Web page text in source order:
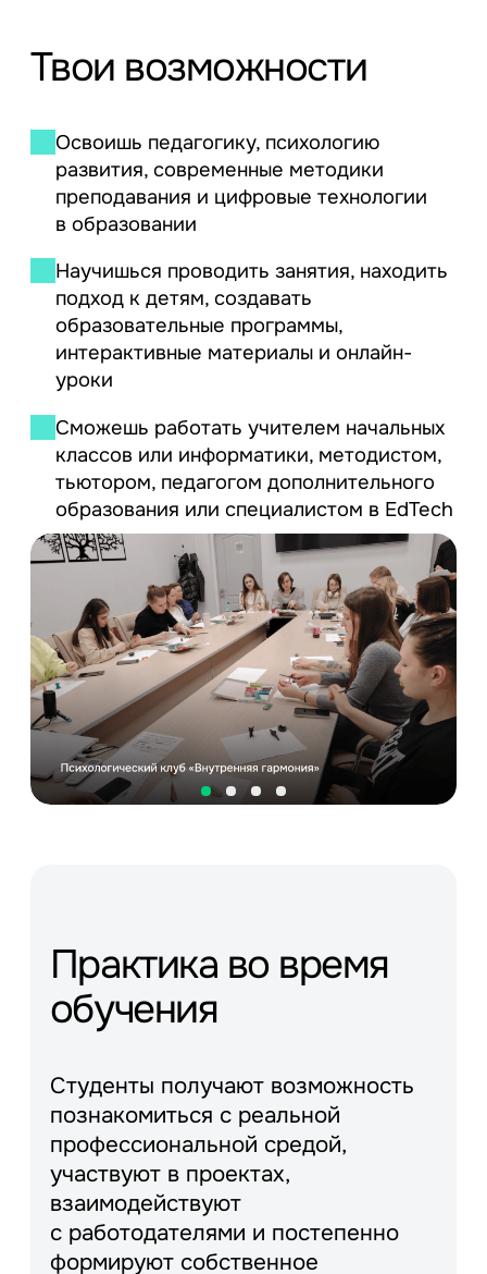
Твои возможности
Освоишь педагогику, психологию
развития, современные методики
преподавания и цифровые технологии
в образовании
Научишься проводить занятия, находить
подход к детям, создавать
образовательные программы,
интерактивные материалы и онлайн-
уроки
Сможешь работать учителем начальных
классов или информатики, методистом,
тьютором, педагогом дополнительного
образования или специалистом в EdTech
Практика во время
обучения
Студенты получают возможность
познакомиться с реальной
профессиональной средой,
участвуют в проектах,
взаимодействуют
с работодателями и постепенно
формируют собственное